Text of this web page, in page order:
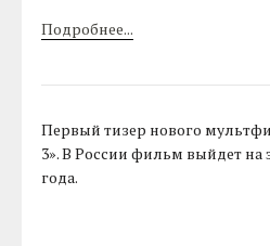
Подробнее...
Первый тизер нового
3». В России фильм выйдет на
года.